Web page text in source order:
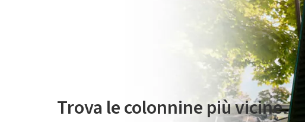
Il servizio di mobilità elettrica è gestito da Plenitude On The Road
Trova le colonnine più vicine.